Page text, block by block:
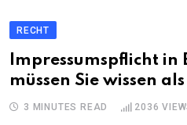
RECHT
Impressumspflicht in
müssen Sie wissen
3 MINUTES READ 2036